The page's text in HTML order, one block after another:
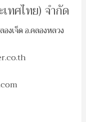
ทศไทย) จำกัด
เจ็ด อ.คลองหลวง